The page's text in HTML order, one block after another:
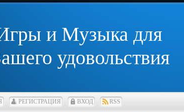
и Музыка для
удовольствия
РЕГИСТРАЦИЯ ВХОД RSS